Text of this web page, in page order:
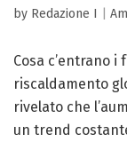
by Redazione I
Cosa c’entrano
riscaldamento
rivelato che
un trend